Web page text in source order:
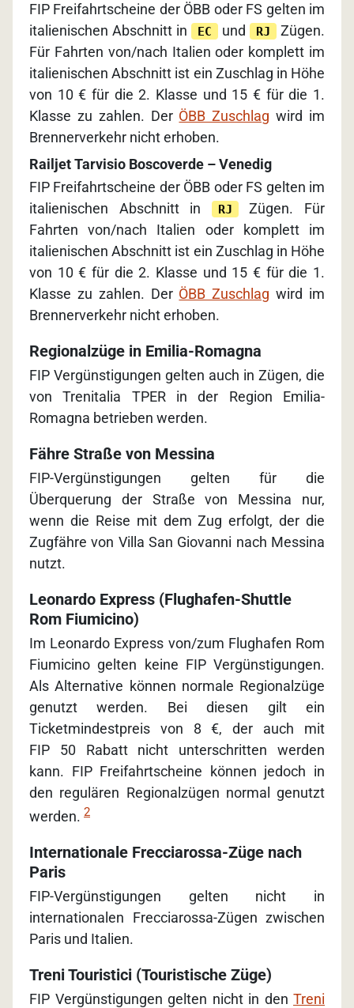
FIP Freifahrtscheine der ÖBB oder FS gelten im
italienischen Abschnitt in
EC und RJ
Zügen.
Für Fahrten von/nach Italien oder komplett im
italienischen Abschnitt ist ein Zuschlag in Höhe
von 10 € für die 2. Klasse und 15 € für die 1.
Klasse zu zahlen. Der ÖBB Zuschlag wird im
Brennerverkehr nicht erhoben.
Railjet Tarvisio Boscoverde – Venedig
FIP Freifahrtscheine der ÖBB oder FS gelten im
italienischen Abschnitt in
RJ Zügen. Für
Fahrten von/nach Italien oder komplett im
italienischen Abschnitt ist ein Zuschlag in Höhe
von 10 € für die 2. Klasse und 15 € für die 1.
Klasse zu zahlen. Der ÖBB Zuschlag wird im
Brennerverkehr nicht erhoben.
Regionalzüge in Emilia-Romagna
FIP Vergünstigungen gelten auch in Zügen, die
von Trenitalia TPER in der Region Emilia-
Romagna betrieben werden.
Fähre Straße von Messina
FIP-Vergünstigungen gelten für die
Überquerung der Straße von Messina nur,
wenn die Reise mit dem Zug erfolgt, der die
Zugfähre von Villa San Giovanni nach Messina
nutzt.
Leonardo Express (Flughafen-Shuttle
Rom Fiumicino)
Im Leonardo Express von/zum Flughafen Rom
Fiumicino gelten keine FIP Vergünstigungen.
Als Alternative können normale Regionalzüge
genutzt werden. Bei diesen gilt ein
Ticketmindestpreis von 8 €, der auch mit
FIP 50 Rabatt nicht unterschritten werden
kann. FIP Freifahrtscheine können jedoch in
den regulären Regionalzügen normal genutzt
werden. 2
Internationale Frecciarossa-Züge nach
Paris
FIP-Vergünstigungen gelten nicht in
internationalen Frecciarossa-Zügen zwischen
Paris und Italien.
Treni Touristici (Touristische Züge)
FIP Vergünstigungen gelten nicht in den Treni